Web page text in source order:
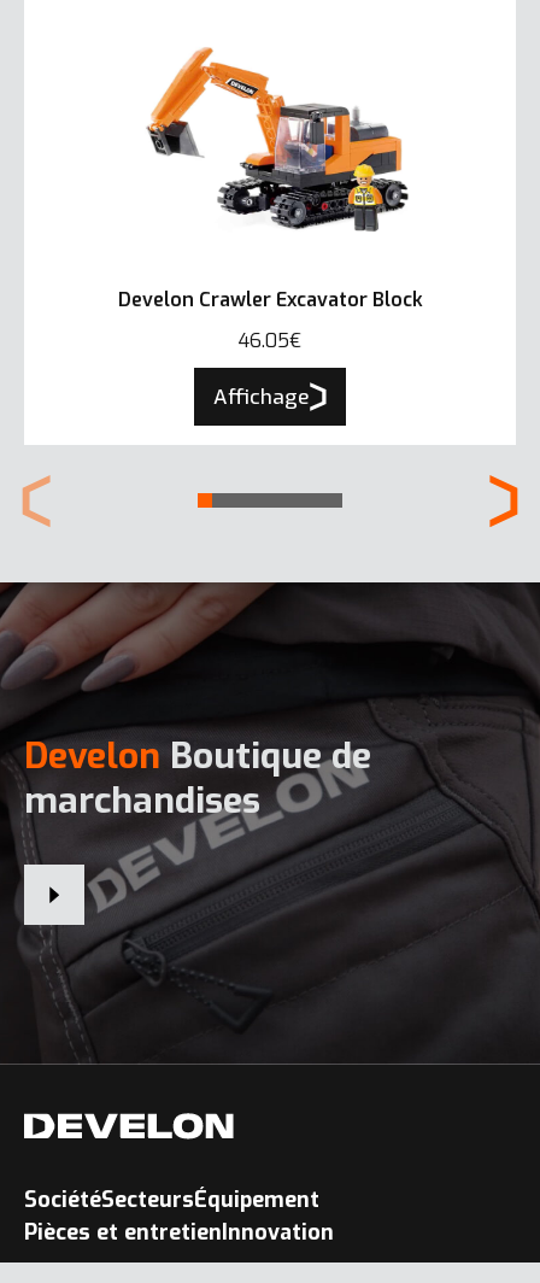
Develon Crawler Excavator Block
46.05€
Affichage
Develon Boutique de
marchandises
SociétéSecteursÉquipement
Pièces et entretienInnovation